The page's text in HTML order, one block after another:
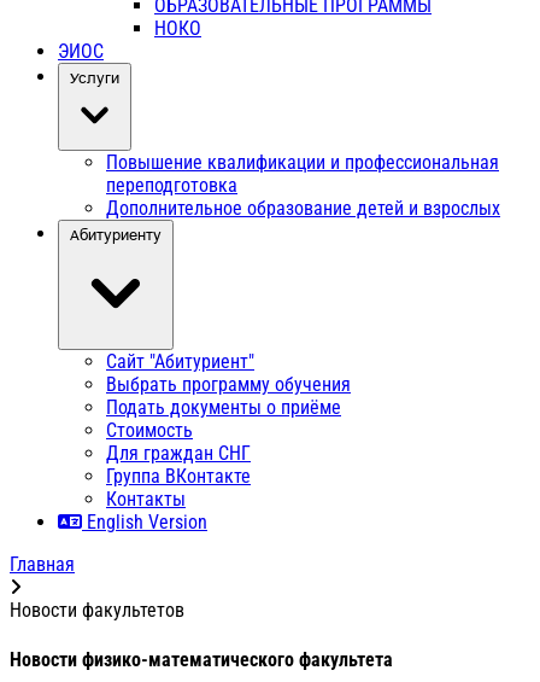
ОБРАЗОВАТЕЛЬНЫЕ ПРОГРАММЫ
НОКО
ЭИОС
Услуги
Повышение квалификации и профессиональная
переподготовка
Дополнительное образование детей и взрослых
Абитуриенту
Сайт "Абитуриент"
Выбрать программу обучения
Подать документы о приёме
Стоимость
Для граждан СНГ
Группа ВКонтакте
Контакты
English Version
Главная
Новости факультетов
Новости физико-математического факультета